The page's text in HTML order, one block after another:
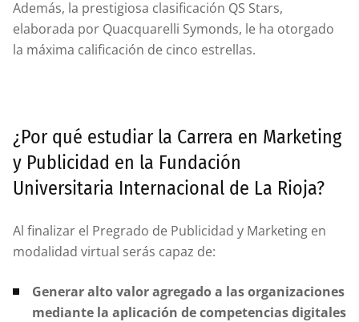
Además, la prestigiosa clasificación QS Stars,
elaborada por Quacquarelli Symonds, le ha otorgado
la máxima calificación de cinco estrellas.
¿Por qué estudiar la Carrera en Marketing
y Publicidad en la Fundación
Universitaria Internacional de La Rioja?
Al finalizar el Pregrado de Publicidad y Marketing en
modalidad virtual serás capaz de:
Generar alto valor agregado a las organizaciones
mediante la aplicación de competencias digitales